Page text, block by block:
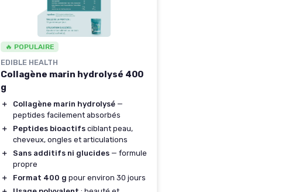
🔥 POPULAIRE
EDIBLE HEALTH
Collagène marin hydrolysé 400
g
＋ Collagène marin hydrolysé —
peptides facilement absorbés
＋
Peptides bioactifs ciblant peau,
cheveux, ongles et articulations
＋
Sans additifs ni glucides — formule
propre
＋
Format 400 g pour environ 30 jours